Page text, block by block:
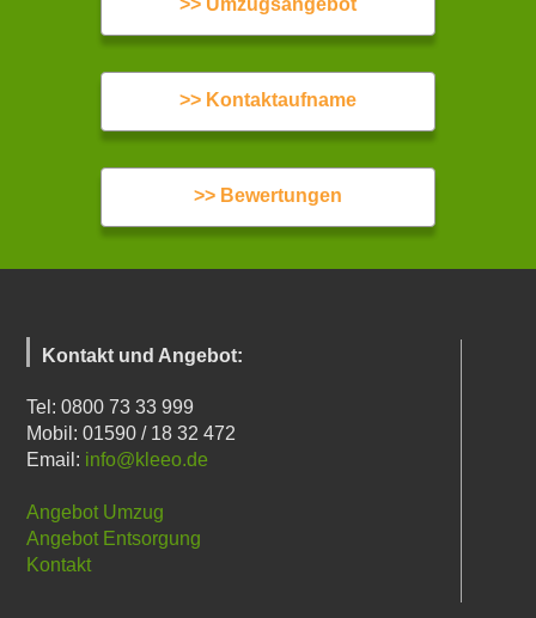
>> Umzugsangebot
>> Kontaktaufname
>> Bewertungen
Kontakt und Angebot:
Tel: 0800 73 33 999
Mobil: 01590 / 18 32 472
Email: info@kleeo.de
Angebot Umzug
Angebot Entsorgung
Kontakt